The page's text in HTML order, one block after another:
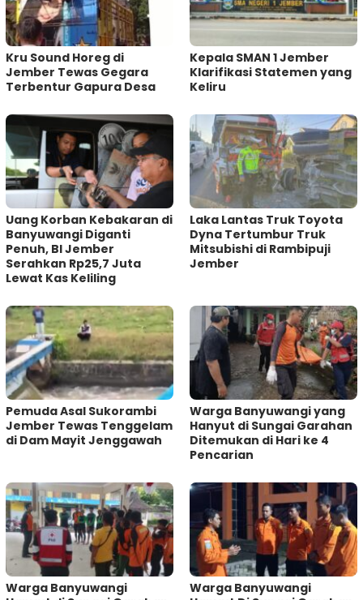
Kru Sound Horeg di
Jember Tewas Gegara
Terbentur Gapura Desa
Kepala SMAN 1 Jember
Klarifikasi Statemen yang
Keliru
Uang Korban Kebakaran di
Banyuwangi Diganti
Penuh, BI Jember
Serahkan Rp25,7 Juta
Lewat Kas Keliling
Laka Lantas Truk Toyota
Dyna Tertumbur Truk
Mitsubishi di Rambipuji
Jember
Pemuda Asal Sukorambi
Jember Tewas Tenggelam
di Dam Mayit Jenggawah
Warga Banyuwangi yang
Hanyut di Sungai Garahan
Ditemukan di Hari ke 4
Pencarian
Warga Banyuwangi
Warga Banyuwangi